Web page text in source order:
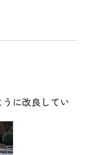
に改良してい